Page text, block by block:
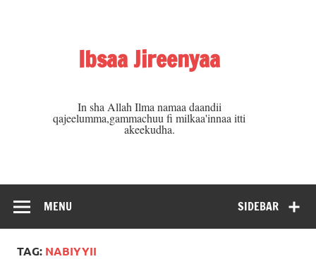
Ibsaa Jireenyaa
In sha Allah Ilma namaa daandii
qajeelumma,gammachuu fi milkaa'innaa itti
akeekudha.
SIDEBAR
MENU
TAG: NABIYYII